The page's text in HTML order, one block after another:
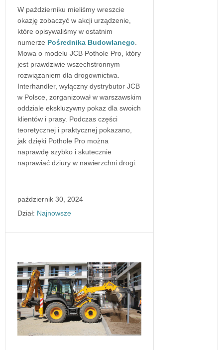
W październiku mieliśmy wreszcie
okazję zobaczyć w akcji urządzenie,
które opisywaliśmy w ostatnim
numerze Pośrednika Budowlanego
Mowa o modelu JCB Pothole Pro, który
jest prawdziwie wszechstronnym
rozwiązaniem dla drogownictwa.
Interhandler, wyłączny dystrybutor JCB
w Polsce, zorganizował w warszawskim
oddziale ekskluzywny pokaz dla swoich
klientów i prasy. Podczas części
teoretycznej i praktycznej pokazano,
jak dzięki Pothole Pro można
naprawdę szybko i skutecznie
naprawiać dziury w nawierzchni drogi.
październik 30, 2024
Dział: Najnowsze